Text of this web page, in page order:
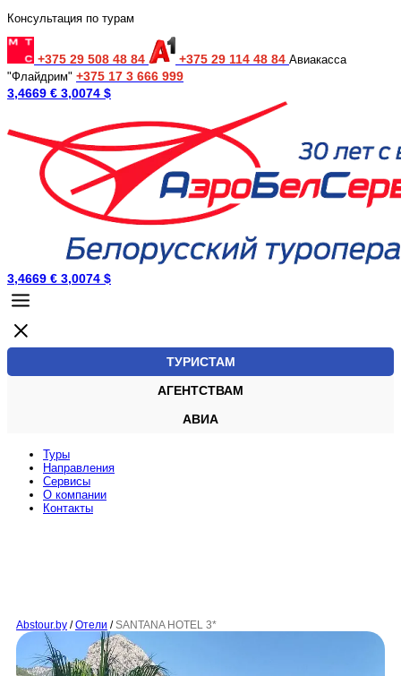
Консультация по турам
+375 29 508 48 84 +375 29 114 48 84 Авиакасса
"Флайдрим" +375 17 3 666 999
3,4669 € 3,0074 $
3,4669 € 3,0074 $
ТУРИСТАМ
АГЕНТСТВАМ
АВИА
Туры
Направления
Сервисы
O компании
Контакты
Abstour.by / Отели / SANTANA HOTEL 3*